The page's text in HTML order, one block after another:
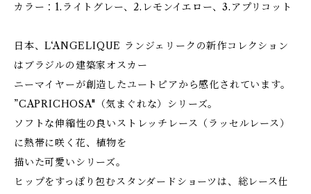
カラー：1.ライトグレー、2.レモンイエロー、3.アプリコット
日本、L‘ANGELIQUE ランジェリークの新作コレクション
はブラジルの建築家オスカー
ニーマイヤーが創造したユートピアから感化されています。
”CAPRICHOSA"（気まぐれな）シリーズ。
ソフトな伸縮性の良いストレッチレース（ラッセルレース）
に熱帯に咲く花、植物を
描いた可愛いシリーズ。
ヒップをすっぽり包むスタンダードショーツは、総レース仕